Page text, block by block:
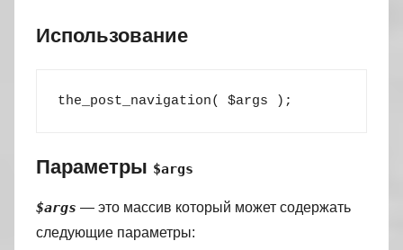
Использование
the_post_navigation( $args ) ;
Параметры $args
$args — это массив который может содержать
следующие параметры: